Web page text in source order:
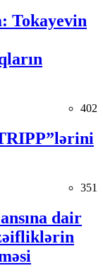
Tokayevin
402
351
dair